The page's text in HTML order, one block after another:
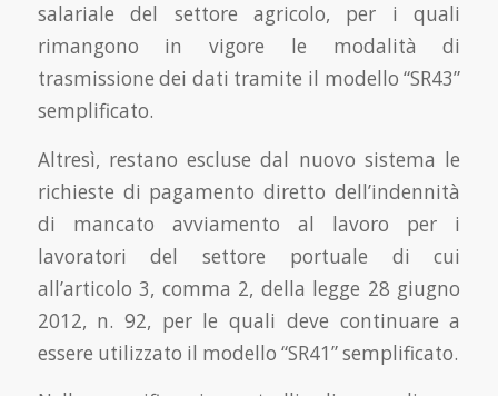
salariale del settore agricolo, per i quali
rimangono in vigore le modalità di
trasmissione dei dati tramite il modello “SR43”
semplificato.
Altresì, restano escluse dal nuovo sistema le
richieste di pagamento diretto dell’indennità
di mancato avviamento al lavoro per i
lavoratori del settore portuale di cui
all’articolo 3, comma 2, della legge 28 giugno
2012, n. 92, per le quali deve continuare a
essere utilizzato il modello “SR41” semplificato.